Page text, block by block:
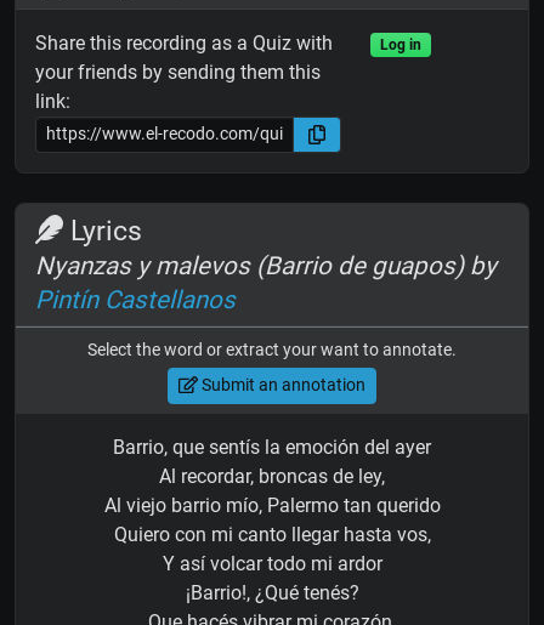
Share this recording as a Quiz with
your friends by sending them this
link:
Log in
Lyrics
Nyanzas y malevos (Barrio de guapos) by
Pintín Castellanos
Select the word or extract your want to annotate.
Submit an annotation
Barrio, que sentís la emoción del ayer
Al recordar, broncas de ley,
Al viejo barrio mío, Palermo tan querido
Quiero con mi canto llegar hasta vos,
Y así volcar todo mi ardor
¡Barrio!, ¿Qué tenés?